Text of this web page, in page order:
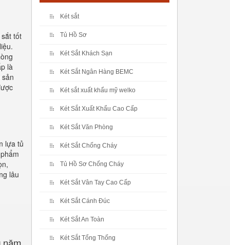
tốt
là
lựa tủ
lâu
Két sắt
Tủ Hồ Sơ
Két Sắt Khách Sạn
Két Sắt Ngân Hàng BEMC
Két sắt xuất khẩu mỹ welko
Két Sắt Xuất Khẩu Cao Cấp
Két Sắt Văn Phòng
Két Sắt Chống Cháy
Tủ Hồ Sơ Chống Cháy
Két Sắt Vân Tay Cao Cấp
Két Sắt Cánh Đúc
Két Sắt An Toàn
Két Sắt Tổng Thống